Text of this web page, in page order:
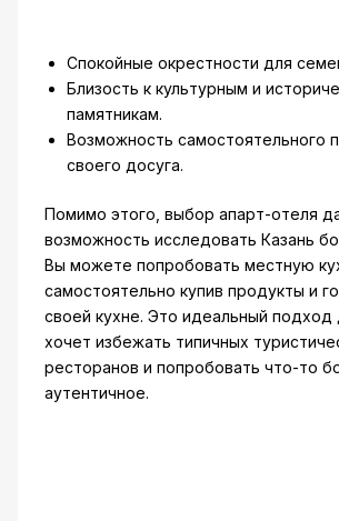
Спокойные окрестности для
Близость к культурным и
памятникам.
Возможность самостоятельного
своего досуга.
Помимо этого, выбор апарт-отеля
возможность исследовать Казань
Вы можете попробовать местную
самостоятельно купив продукты и
своей кухне. Это идеальный подход
хочет избежать типичных
ресторанов и попробовать что-то
аутентичное.